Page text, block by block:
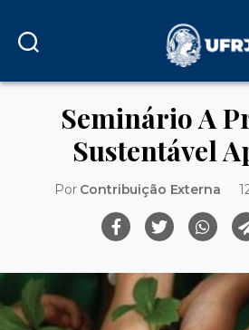
Seminário A
Sustentável
Por Contribuição Externa